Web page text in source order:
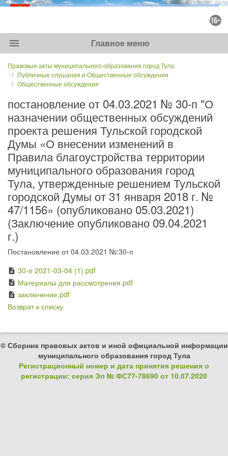
menu Главное меню
Правовые акты муниципального образования город Тула
Публичные слушания и Общественные обсуждения
Общественные обсуждения
постановление от 04.03.2021 № 30-п "О
назначении общественных обсуждений
проекта решения Тульской городской
Думы «О внесении изменений в
Правила благоустройства территории
муниципального образования город
Тула, утвержденные решением Тульской
городской Думы от 31 января 2018 г. №
47/1156» (опубликовано 05.03.2021)
(Заключение опубликовано 09.04.2021
г.)
Постановление от 04.03.2021 №:30-п
description 30-п 2021-03-04 (1).pdf
description Материалы для рассмотрения.pdf
description заключение.pdf
Возврат к списку
© Сборник правовых актов и иной официальной информации
муниципального образования город Тула
Регистрационный номер и дата принятия решения о
регистрации: серия Эл № ФС77-78690 от 10.07.2020